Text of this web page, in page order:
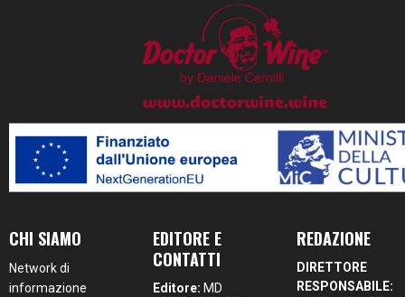
CHI SIAMO
Network di
informazione
EDITORE E
CONTATTI
Editore: MD
REDAZIONE
DIRETTORE
RESPONSABILE: